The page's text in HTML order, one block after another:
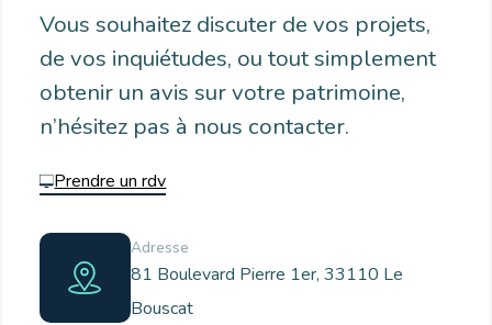
Vous souhaitez discuter de vos projets,
de vos inquiétudes, ou tout simplement
obtenir un avis sur votre patrimoine,
n’hésitez pas à nous contacter.
Prendre un rdv
Adresse
81 Boulevard Pierre 1er, 33110 Le
Bouscat